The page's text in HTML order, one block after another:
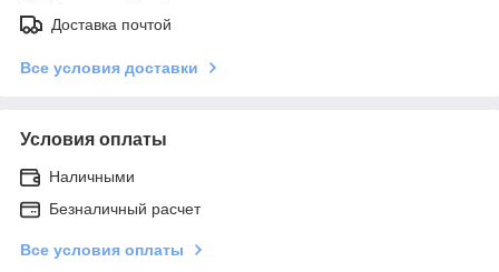
Доставка почтой
Все условия доставки
Условия оплаты
Наличными
Безналичный расчет
Все условия оплаты